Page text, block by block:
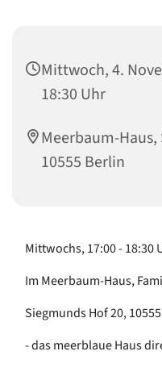
Mittwoch, 4.
18:30 Uhr
Meerbaum-
10555 Berlin
Mittwochs, 17:00 - 18:30
Im Meerbaum-Haus,
Siegmunds Hof 20,
- das meerblaue Haus